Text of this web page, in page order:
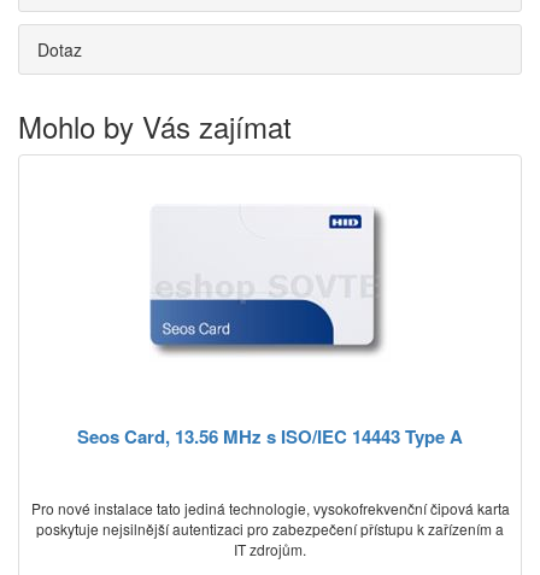
Dotaz
Mohlo by Vás zajímat
Seos Card, 13.56 MHz s ISO/IEC 14443 Type A
Pro nové instalace tato jediná technologie, vysokofrekvenční čipová karta
poskytuje nejsilnější autentizaci pro zabezpečení přístupu k zařízením a
IT zdrojům.